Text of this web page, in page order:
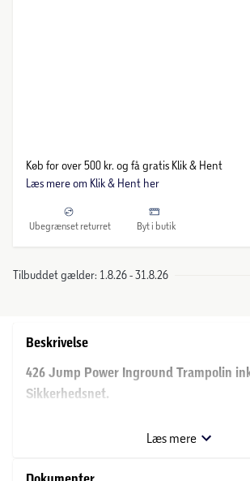
Køb for over 500 kr. og få gratis Klik & Hent
Læs mere om Klik & Hent her
Ubegrænset returret Byt i butik
Tilbuddet gælder: 1.8.26 - 31.8.26
Beskrivelse
426 Jump Power Inground Trampolin
Sikkerhedsnet.
trampolin.Jump Power inground
Læs mere